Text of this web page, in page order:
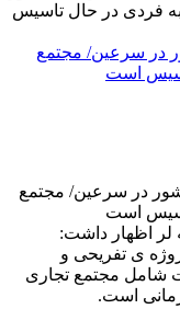
فردی در حال تاسیس
در سرعین/ مجتمع
است
لر اظهار داشت:
ی تفریحی و
شامل مجتمع تجاری
است.